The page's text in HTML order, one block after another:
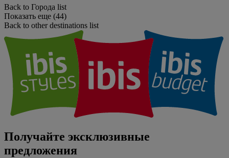
Back to Города list
Показать еще (44)
Back to other destinations list
Получайте эксклюзивные
предложения